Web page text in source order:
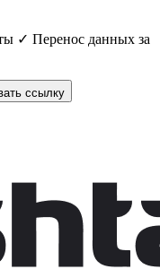
✓ Перенос данных за
ссылку